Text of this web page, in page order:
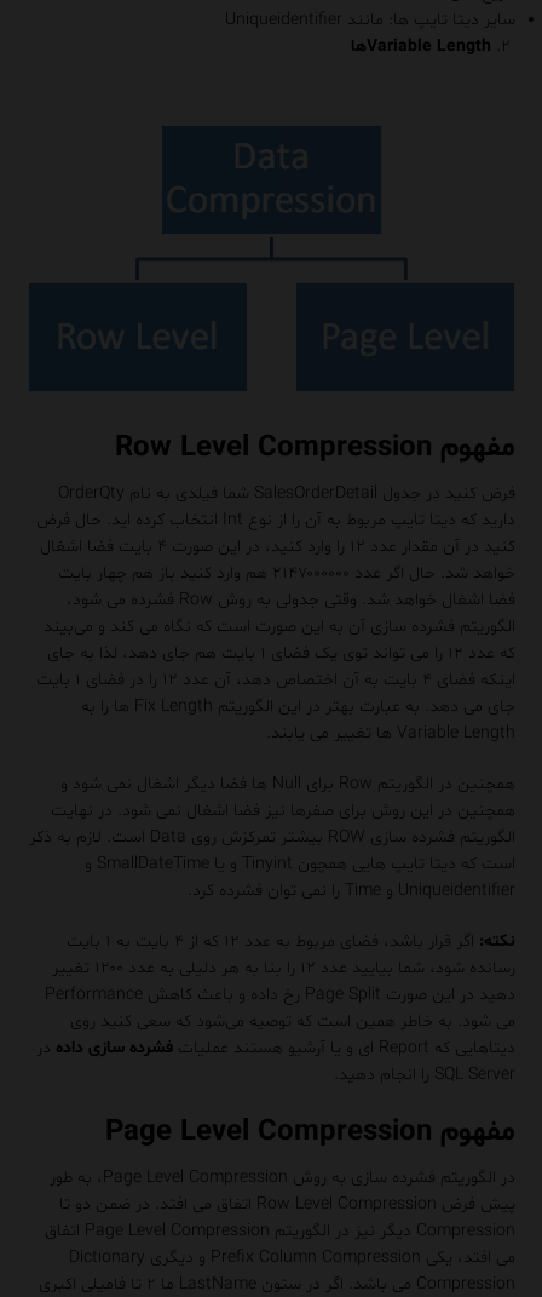
سایر دیتا تایپ ها: مانند Uniqueidentifier
Variable Lengthها
مفهوم Row Level Compression
فرض کنید در جدول SalesOrderDetail شما فیلدی به نام OrderQty
دارید که دیتا تایپ مربوط به آن را از نوع Int انتخاب کرده اید. حال فرض
کنید در آن مقدار عدد ۱۲ را وارد کنید، در این صورت ۴ بایت فضا اشغال
خواهد شد. حال اگر عدد ۲۱۴۷۰۰۰۰۰۰ هم وارد کنید باز هم چهار بایت
فضا اشغال خواهد شد. وقتی جدولی به روش Row فشرده می شود،
الگوریتم فشرده سازی آن به این صورت است که نگاه می کند و می‌بیند
که عدد ۱۲ را می تواند توی یک فضای ۱ بایت هم جای دهد، لذا به جای
اینکه فضای ۴ بایت به آن اختصاص دهد، آن عدد ۱۲ را در فضای ۱ بایت
جای می دهد. به عبارت بهتر در این الگوریتم Fix Length ها را به
Variable Length ها تغییر می یابند.
همچنین در الگوریتم Row برای Null ها فضا دیگر اشغال نمی شود و
همچنین در این روش برای صفرها نیز فضا اشغال نمی شود. در نهایت
الگوریتم فشرده سازی ROW بیشتر تمرکزش روی Data است. لازم به ذکر
است که دیتا تایپ هایی همچون Tinyint و یا SmallDateTime و
Uniqueidentifier و Time را نمی توان فشرده کرد.
نکته:
اگر قرار باشد، فضای مربوط به عدد ۱۲ که از ۴ بایت به ۱ بایت
رسانده شود، شما بیایید عدد ۱۲ را بنا به هر دلیلی به عدد ۱۲۰۰ تغییر
دهید در این صورت Page Split رخ داده و باعث کاهش Performance
می شود. به خاطر همین است که توصیه می‌شود که سعی کنید روی
دیتاهایی که Report ای و یا آرشیو هستند عملیات
فشرده سازی داده در
SQL Server را انجام دهید.
مفهوم Page Level Compression
در الگوریتم فشرده سازی به روش Page Level Compression، به طور
پیش فرض Row Level Compression اتفاق می افتد. در ضمن دو تا
Compression دیگر نیز در الگوریتم Page Level Compression اتفاق
می افتد، یکی Prefix Column Compression و دیگری Dictionary
Compression می باشد. اگر در ستون LastName ما ۲ تا فامیلی اکبری